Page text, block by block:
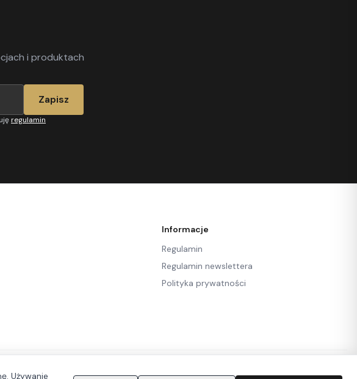
i produktach
Zapisz
regulamin
Informacje
Regulamin
Regulamin newslettera
Polityka prywatności
Używanie